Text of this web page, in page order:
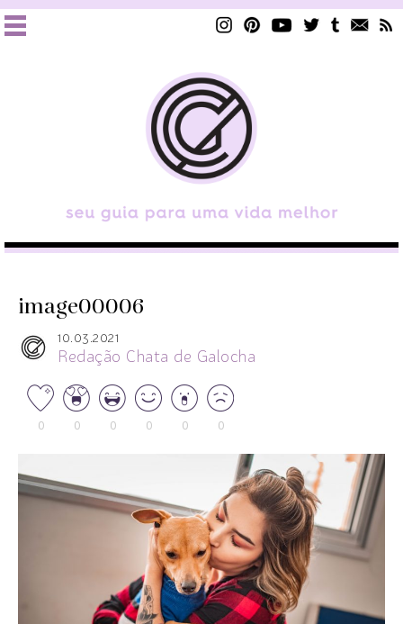
image00006
10.03.2021
Redação Chata de Galocha
0 0 0 0 0 0